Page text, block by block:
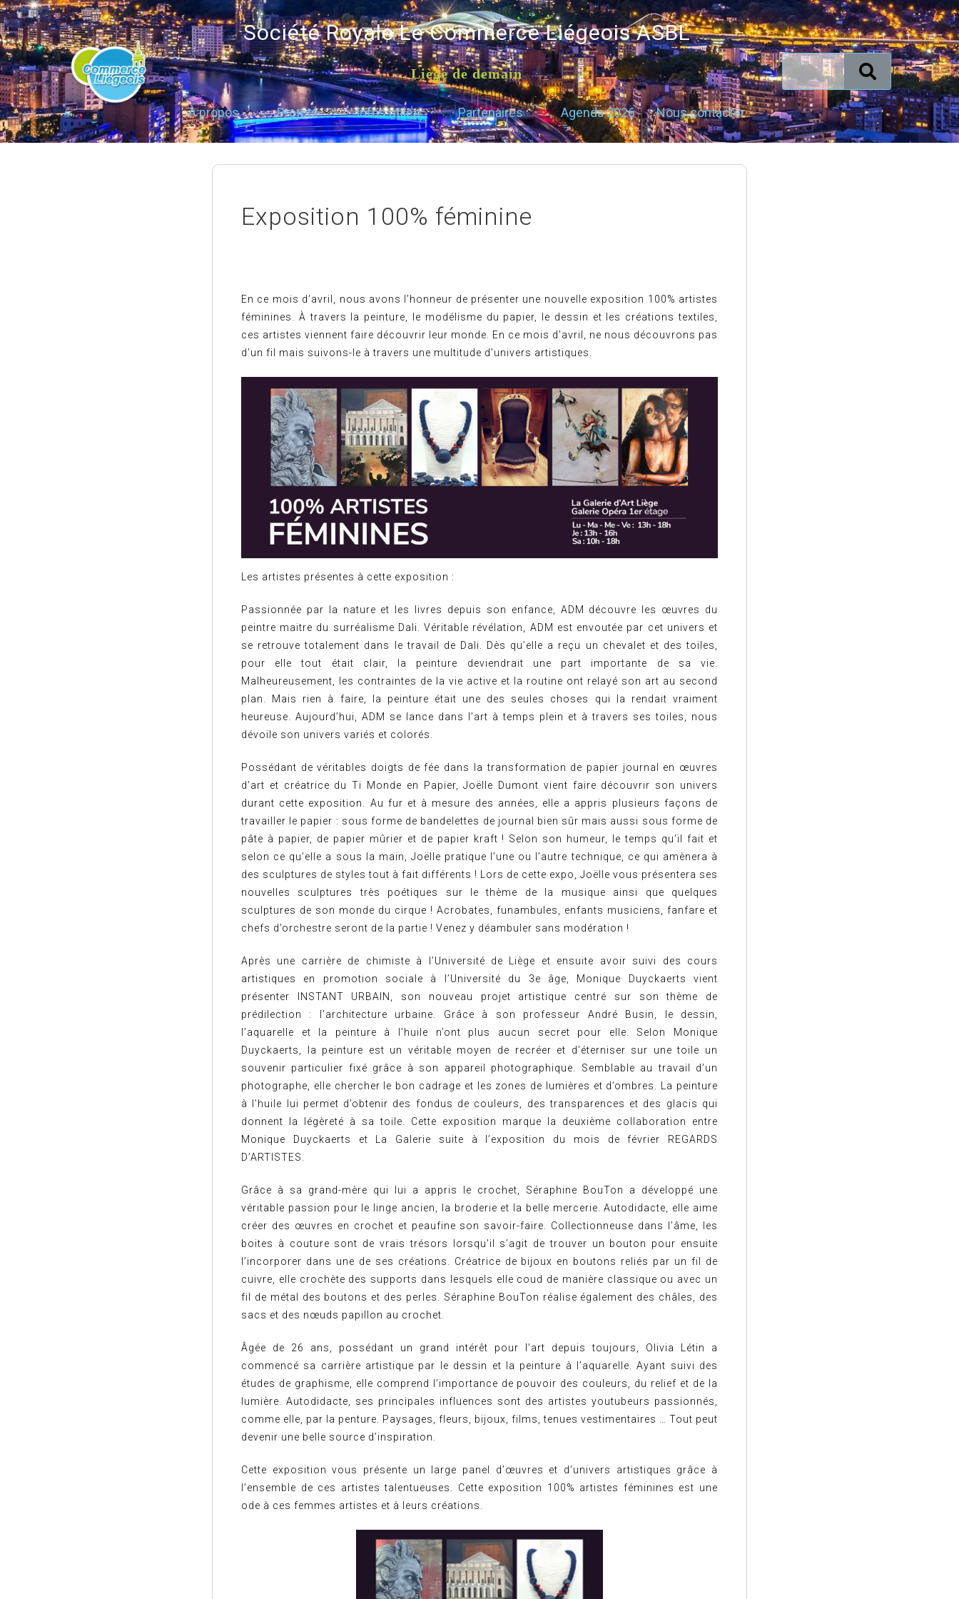
Société Royale Le Commerce Liégeois ASBL
Liège de demain
À propos Projets Infos utiles Partenaires Agenda 2026 Nous contacter
Exposition 100% féminine
En ce mois d’avril, nous avons l’honneur de présenter une nouvelle exposition 100% artistes
féminines. À travers la peinture, le modélisme du papier, le dessin et les créations textiles,
ces artistes viennent faire découvrir leur monde. En ce mois d’avril, ne nous découvrons pas
d’un fil mais suivons-le à travers une multitude d’univers artistiques.
Les artistes présentes à cette exposition :
Passionnée par la nature et les livres depuis son enfance, ADM découvre les œuvres du
peintre maitre du surréalisme Dali. Véritable révélation, ADM est envoutée par cet univers et
se retrouve totalement dans le travail de Dali. Dès qu’elle a reçu un chevalet et des toiles,
pour elle tout était clair, la peinture deviendrait une part importante de sa vie.
Malheureusement, les contraintes de la vie active et la routine ont relayé son art au second
plan. Mais rien à faire, la peinture était une des seules choses qui la rendait vraiment
heureuse. Aujourd’hui, ADM se lance dans l’art à temps plein et à travers ses toiles, nous
dévoile son univers variés et colorés.
Possédant de véritables doigts de fée dans la transformation de papier journal en œuvres
d’art et créatrice du Ti Monde en Papier, Joëlle Dumont vient faire découvrir son univers
durant cette exposition. Au fur et à mesure des années, elle a appris plusieurs façons de
travailler le papier : sous forme de bandelettes de journal bien sûr mais aussi sous forme de
pâte à papier, de papier mûrier et de papier kraft ! Selon son humeur, le temps qu’il fait et
selon ce qu’elle a sous la main, Joëlle pratique l’une ou l’autre technique, ce qui amènera à
des sculptures de styles tout à fait différents ! Lors de cette expo, Joëlle vous présentera ses
nouvelles sculptures très poétiques sur le thème de la musique ainsi que quelques
sculptures de son monde du cirque ! Acrobates, funambules, enfants musiciens, fanfare et
chefs d’orchestre seront de la partie ! Venez y déambuler sans modération !
Après une carrière de chimiste à l’Université de Liège et ensuite avoir suivi des cours
artistiques en promotion sociale à l’Université du 3e âge, Monique Duyckaerts vient
présenter INSTANT URBAIN, son nouveau projet artistique centré sur son thème de
prédilection : l’architecture urbaine. Grâce à son professeur André Busin, le dessin,
l’aquarelle et la peinture à l’huile n’ont plus aucun secret pour elle. Selon Monique
Duyckaerts, la peinture est un véritable moyen de recréer et d’éterniser sur une toile un
souvenir particulier fixé grâce à son appareil photographique. Semblable au travail d’un
photographe, elle chercher le bon cadrage et les zones de lumières et d’ombres. La peinture
à l’huile lui permet d’obtenir des fondus de couleurs, des transparences et des glacis qui
donnent la légèreté à sa toile. Cette exposition marque la deuxième collaboration entre
Monique Duyckaerts et La Galerie suite à l’exposition du mois de février REGARDS
D’ARTISTES.
Grâce à sa grand-mère qui lui a appris le crochet, Séraphine BouTon a développé une
véritable passion pour le linge ancien, la broderie et la belle mercerie. Autodidacte, elle aime
créer des œuvres en crochet et peaufine son savoir-faire. Collectionneuse dans l’âme, les
boites à couture sont de vrais trésors lorsqu’il s’agit de trouver un bouton pour ensuite
l’incorporer dans une de ses créations. Créatrice de bijoux en boutons reliés par un fil de
cuivre, elle crochète des supports dans lesquels elle coud de manière classique ou avec un
fil de métal des boutons et des perles. Séraphine BouTon réalise également des châles, des
sacs et des nœuds papillon au crochet.
Âgée de 26 ans, possédant un grand intérêt pour l’art depuis toujours, Olivia Létin a
commencé sa carrière artistique par le dessin et la peinture à l’aquarelle. Ayant suivi des
études de graphisme, elle comprend l’importance de pouvoir des couleurs, du relief et de la
lumière. Autodidacte, ses principales influences sont des artistes youtubeurs passionnés,
comme elle, par la penture. Paysages, fleurs, bijoux, films, tenues vestimentaires … Tout peut
devenir une belle source d’inspiration.
Cette exposition vous présente un large panel d’œuvres et d’univers artistiques grâce à
l’ensemble de ces artistes talentueuses. Cette exposition 100% artistes féminines est une
ode à ces femmes artistes et à leurs créations.